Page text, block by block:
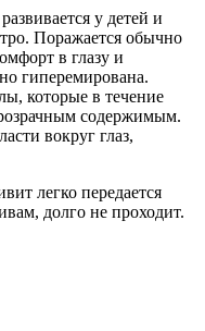
у детей и
Поражается обычно
в глазу и
гиперемирована.
которые в течение
содержимым.
вокруг глаз,
легко передается
долго не проходит.